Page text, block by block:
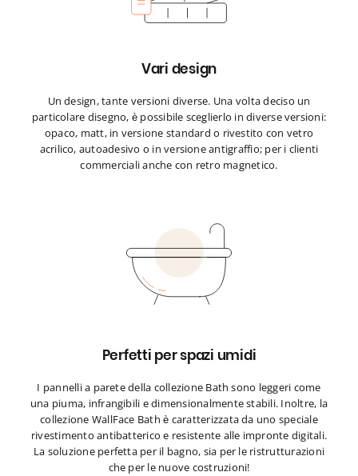
Vari design
Un design, tante versioni diverse. Una volta deciso un
particolare disegno, è possibile sceglierlo in diverse versioni:
opaco, matt, in versione standard o rivestito con vetro
acrilico, autoadesivo o in versione antigraffio; per i clienti
commerciali anche con retro magnetico.
Perfetti per spazi umidi
I pannelli a parete della collezione Bath sono leggeri come
una piuma, infrangibili e dimensionalmente stabili. Inoltre, la
collezione WallFace Bath è caratterizzata da uno speciale
rivestimento antibatterico e resistente alle impronte digitali.
La soluzione perfetta per il bagno, sia per le ristrutturazioni
che per le nuove costruzioni!